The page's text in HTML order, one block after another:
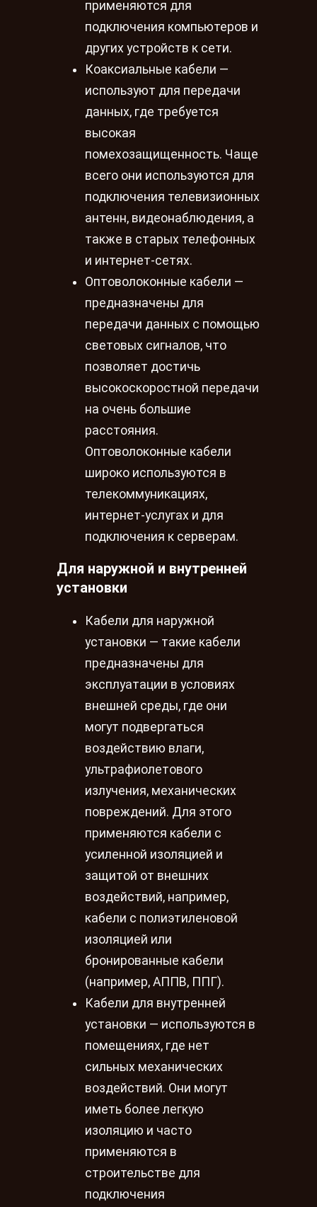
применяются для
подключения компьютеров и
других устройств к сети.
Коаксиальные кабели —
используют для передачи
данных, где требуется
высокая
помехозащищенность. Чаще
всего они используются для
подключения телевизионных
антенн, видеонаблюдения, а
также в старых телефонных
и интернет-сетях.
Оптоволоконные кабели —
предназначены для
передачи данных с помощью
световых сигналов, что
позволяет достичь
высокоскоростной передачи
на очень большие
расстояния.
Оптоволоконные кабели
широко используются в
телекоммуникациях,
интернет-услугах и для
подключения к серверам.
Для наружной и внутренней
установки
Кабели для наружной
установки — такие кабели
предназначены для
эксплуатации в условиях
внешней среды, где они
могут подвергаться
воздействию влаги,
ультрафиолетового
излучения, механических
повреждений. Для этого
применяются кабели с
усиленной изоляцией и
защитой от внешних
воздействий, например,
кабели с полиэтиленовой
изоляцией или
бронированные кабели
(например, АППВ, ППГ).
Кабели для внутренней
установки — используются в
помещениях, где нет
сильных механических
воздействий. Они могут
иметь более легкую
изоляцию и часто
применяются в
строительстве для
подключения